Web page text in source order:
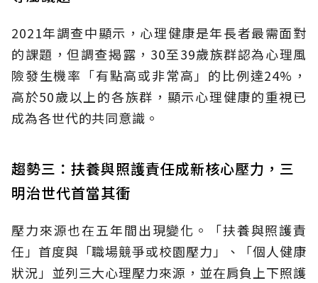
2021年調查中顯示，心理健康是年長者最需面對
的課題，但調查揭露，30至39歲族群認為心理風
險發生機率「有點高或非常高」的比例達24%，
高於50歲以上的各族群，顯示心理健康的重視已
成為各世代的共同意識。
趨勢三：扶養與照護責任成新核心壓力，三
明治世代首當其衝
壓力來源也在五年間出現變化。「扶養與照護責
任」首度與「職場競爭或校園壓力」、「個人健康
狀況」並列三大心理壓力來源，並在肩負上下照護